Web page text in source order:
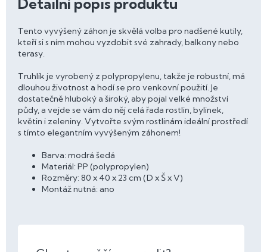
Detailní popis produktu
Tento vyvýšený záhon je skvělá volba pro nadšené kutily,
kteří si s ním mohou vyzdobit své zahrady, balkony nebo
terasy.
Truhlík je vyrobený z polypropylenu, takže je robustní, má
dlouhou životnost a hodí se pro venkovní použití. Je
dostatečně hluboký a široký, aby pojal velké množství
půdy, a vejde se vám do něj celá řada rostlin, bylinek,
květin i zeleniny. Vytvořte svým rostlinám ideální prostředí
s tímto elegantním vyvýšeným záhonem!
Barva: modrá šedá
Materiál: PP (polypropylen)
Rozměry: 80 x 40 x 23 cm (D x Š x V)
Montáž nutná: ano